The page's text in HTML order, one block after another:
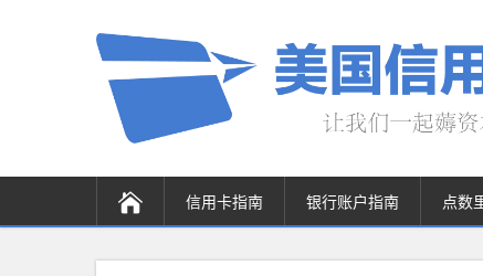
信用卡指南 银行账户指南 点数